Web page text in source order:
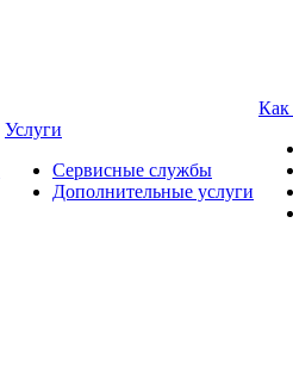
Услуги
Сервисные службы
Дополнительные услуги
Как